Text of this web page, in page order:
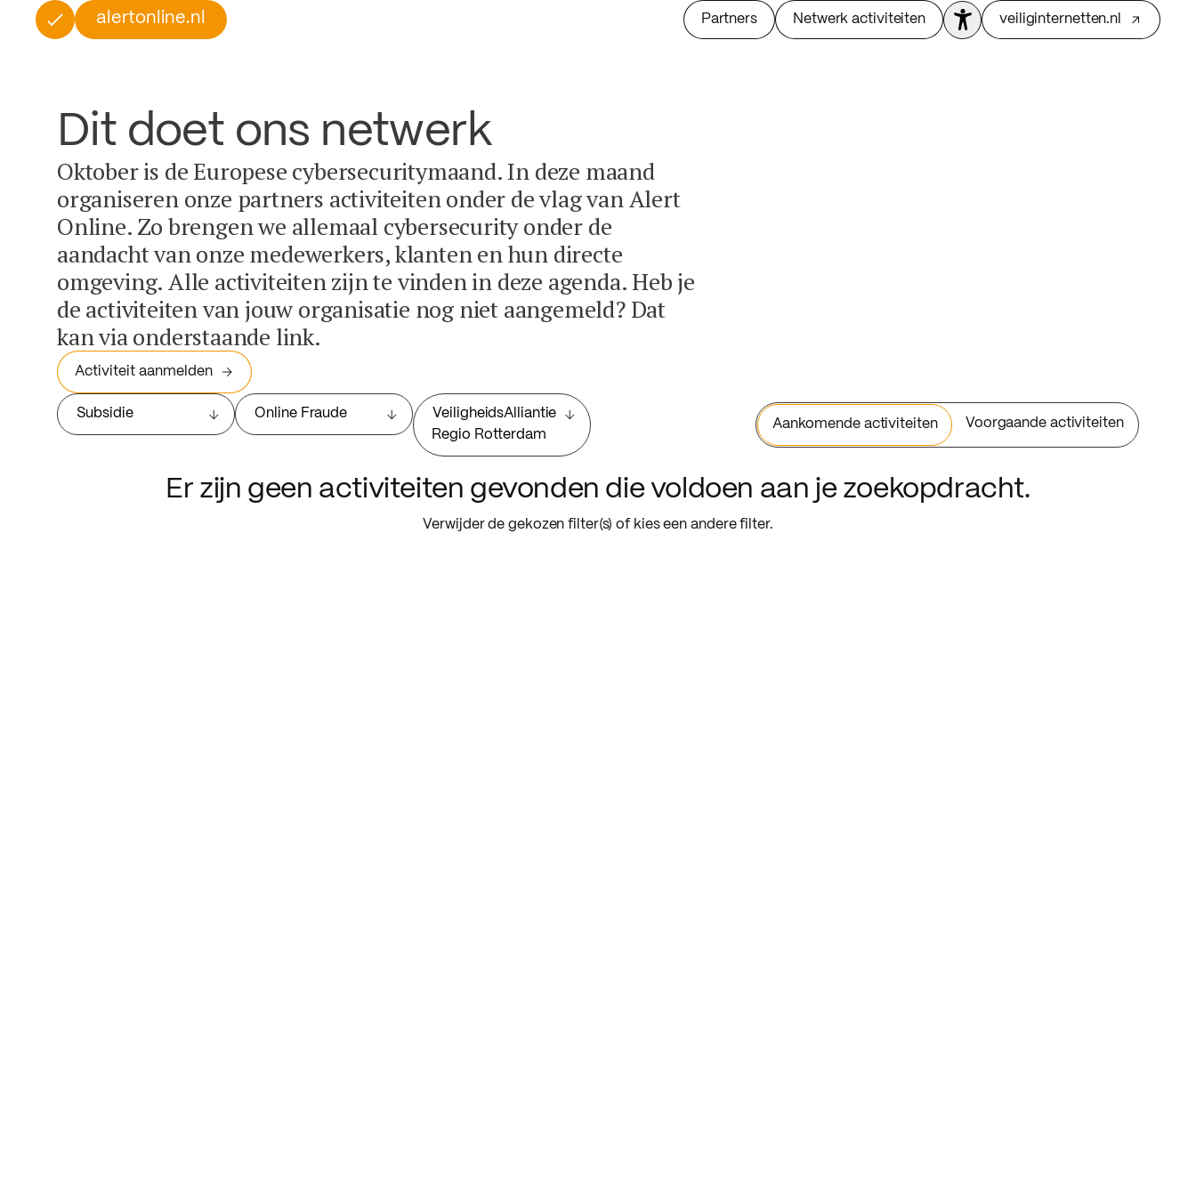
alertonline.nl Partners Netwerk activiteiten veiliginternetten.nl
Dit doet ons netwerk
Oktober is de Europese cybersecuritymaand. In deze maand
organiseren onze partners activiteiten onder de vlag van Alert
Online. Zo brengen we allemaal cybersecurity onder de
aandacht van onze medewerkers, klanten en hun directe
omgeving. Alle activiteiten zijn te vinden in deze agenda. Heb je
de activiteiten van jouw organisatie nog niet aangemeld? Dat
kan via onderstaande link.
Activiteit aanmelden
Subsidie Online Fraude
VeiligheidsAlliantie
Regio Rotterdam
Aankomende activiteiten Voorgaande activiteiten
Er zijn geen activiteiten gevonden die voldoen aan je zoekopdracht.
Verwijder de gekozen filter(s) of kies een andere filter.